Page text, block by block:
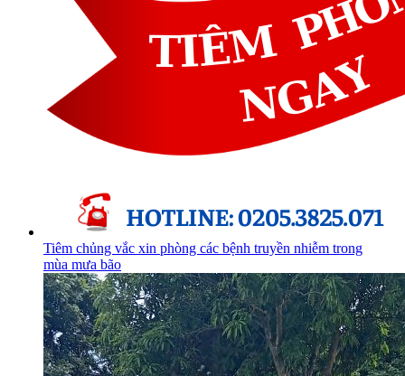
Tiêm chủng vắc xin phòng các bệnh truyền nhiễm trong
mùa mưa bão